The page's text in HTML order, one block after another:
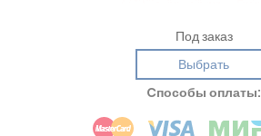
Под заказ
Выбрать
Cпособы оплаты: